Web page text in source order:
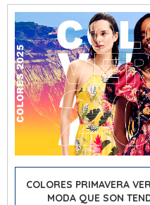
COLORES PRIMAVERA
MODA QUE SON